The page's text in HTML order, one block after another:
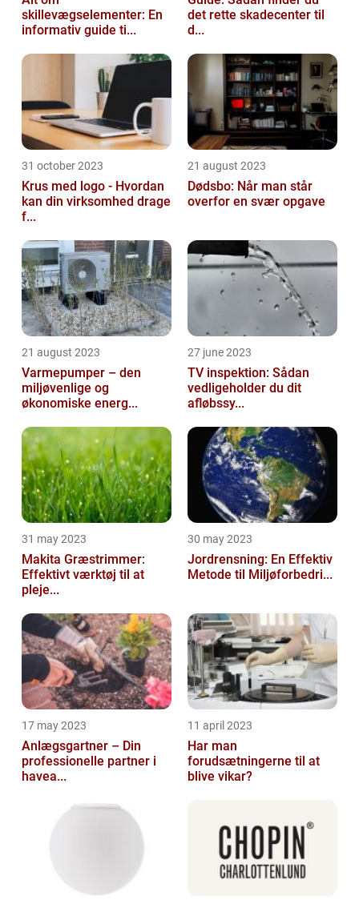
skillevægselementer: En
informativ guide ti...
det rette skadecenter til
d...
31 october 2023
Krus med logo - Hvordan
kan din virksomhed drage
f...
21 august 2023
Dødsbo: Når man står
overfor en svær opgave
21 august 2023
Varmepumper – den
miljøvenlige og
økonomiske energ...
27 june 2023
TV inspektion: Sådan
vedligeholder du dit
afløbssy...
31 may 2023
Makita Græstrimmer:
Effektivt værktøj til at
pleje...
30 may 2023
Jordrensning: En Effektiv
Metode til Miljøforbedri...
17 may 2023
Anlægsgartner – Din
professionelle partner i
havea...
11 april 2023
Har man
forudsætningerne til at
blive vikar?